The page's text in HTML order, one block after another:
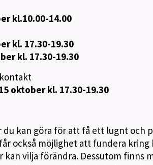
kl.10.00-14.00
kl. 17.30-19.30
kl. 17.30-19.30
oktober kl. 17.30-19.30
kan göra för att få ett lugnt och
också möjlighet att fundera kring
kan vilja förändra. Dessutom finns